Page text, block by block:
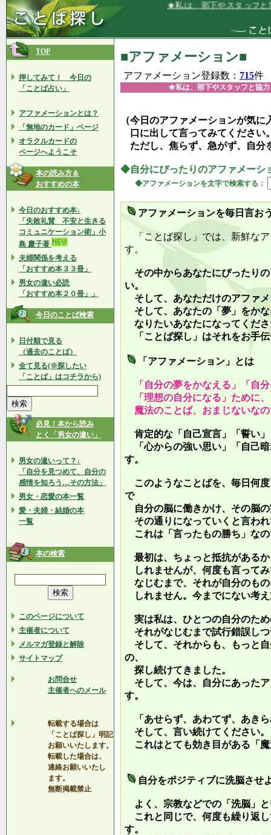
★私は、部下やスタッフと協力しあ
TOP
押してみて！ 今日の
「ことば占い」
アファメーションとは？
「無地のカード」ページ
オラクルカードの
ページへようこそ
本の読み方＆
おすすめの本
今日のおすすめ本↓
「失敗礼賛 不安と生きる
コミュニケーション術」小
島 慶子著
夫婦関係を考える
「おすすめ本３３冊」
男女の違い必読
「おすすめ本２０冊」」
今日のことば検索
日付順で見る
（過去のことば）
全て見る(※探したい
「ことば」はコチラから)
必見！本から読み
とく「男女の違い」
男女の違いって？↓
「自分を見つめて、自分の
感情を知ろう…その方法」
男女・恋愛の本一覧
愛・夫婦・結婚の本
一覧
本の検索
このページについて
主催者について
メルマガ登録と解除
サイトマップ
お問合せ
主催者へのメール
転載する場合は
「ことば探し」明記
お願いいたします。
転載した場合は、
連絡お願いいたし
ます。
無断掲載禁止
■アファメーション■
アファメーション登録数： 715件
★私は、部下やスタッフと協
（今日のアファメーションが気
口に出して言ってみてください
ただし、焦らず、急がず、自分
◆自分にぴったりのアファメーシ
◆アファメーションを文字で検索する：
アファメーションを毎日言お
「ことば探し」では、新鮮な
す。
その中からあなたにぴったり
い。
そして、あなただけのアファ
そして、あなたの「夢」をか
なりたいあなたになってくだ
「ことば探し」はそれをお手
「アファメーション」とは
「自分の夢をかなえる」「自
「理想の自分になる」ために
魔法のことば、おまじないな
肯定的な「自己宣言」「誓い
「心からの強い思い」「自己
す。
このようなことばを、毎日何
で
自分の脳に働きかけ、その脳
その通りになっていくと言わ
これは「言ったもの勝ち」な
最初は、ちょっと抵抗がある
しれませんが、何度も言って
なじむまで、それが自分のも
しれません。今までにない考
実は私は、ひとつの自分のた
それがなじむまで試行錯誤し
そして、それからも、もっと
の、
探し続けてきました。
そして、今は、自分にあった
す。
「あせらず、あわてず、あき
そして、言い続けてください。
これはとても効き目がある「
自分をポジティブに洗脳させ
よく、宗教などでの「洗脳」
これと同じで、何度も繰り返
す。